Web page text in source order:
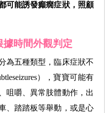
可能誘發癲癇症狀，照顧
時間外觀判定
為五種類型，臨床症狀不
），寶寶可能有
咀嚼、異常肢體動作，出
、踏踏板等舉動，或是心